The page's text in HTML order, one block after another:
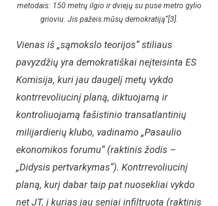
metodais: 150 metrų ilgio ir dviejų su puse metro gylio
grioviu. Jis pažeis mūsų demokratiją“[3].
Vienas iš „sąmokslo teorijos“ stiliaus
pavyzdžių yra demokratiškai neįteisinta ES
Komisija, kuri jau daugelį metų vykdo
kontrrevoliucinį planą, diktuojamą ir
kontroliuojamą fašistinio transatlantinių
milijardierių klubo, vadinamo „Pasaulio
ekonomikos forumu“ (raktinis žodis –
„Didysis pertvarkymas“). Kontrrevoliucinį
planą, kurį dabar taip pat nuosekliai vykdo
net JT, į kurias jau seniai infiltruota (raktinis